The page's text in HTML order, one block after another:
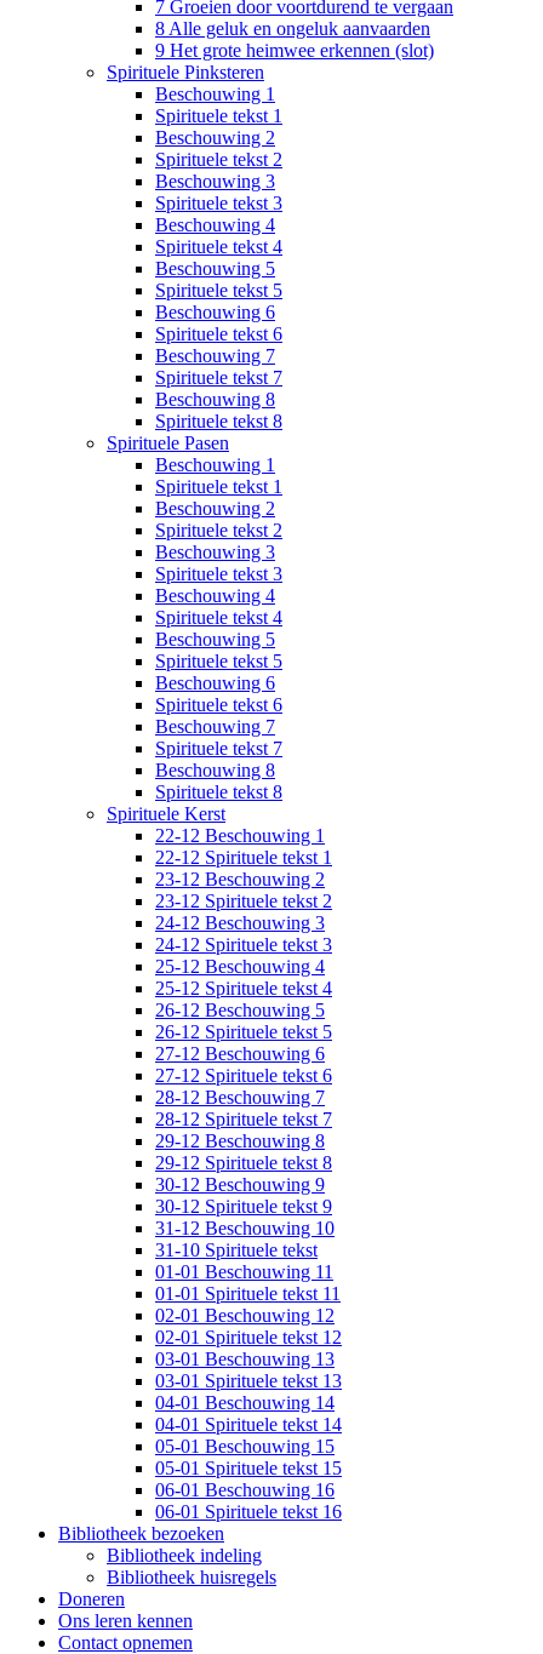
7 Groeien door voortdurend te vergaan
8 Alle geluk en ongeluk aanvaarden
9 Het grote heimwee erkennen (slot)
Spirituele Pinksteren
Beschouwing 1
Spirituele tekst 1
Beschouwing 2
Spirituele tekst 2
Beschouwing 3
Spirituele tekst 3
Beschouwing 4
Spirituele tekst 4
Beschouwing 5
Spirituele tekst 5
Beschouwing 6
Spirituele tekst 6
Beschouwing 7
Spirituele tekst 7
Beschouwing 8
Spirituele tekst 8
Spirituele Pasen
Beschouwing 1
Spirituele tekst 1
Beschouwing 2
Spirituele tekst 2
Beschouwing 3
Spirituele tekst 3
Beschouwing 4
Spirituele tekst 4
Beschouwing 5
Spirituele tekst 5
Beschouwing 6
Spirituele tekst 6
Beschouwing 7
Spirituele tekst 7
Beschouwing 8
Spirituele tekst 8
Spirituele Kerst
22-12 Beschouwing 1
22-12 Spirituele tekst 1
23-12 Beschouwing 2
23-12 Spirituele tekst 2
24-12 Beschouwing 3
24-12 Spirituele tekst 3
25-12 Beschouwing 4
25-12 Spirituele tekst 4
26-12 Beschouwing 5
26-12 Spirituele tekst 5
27-12 Beschouwing 6
27-12 Spirituele tekst 6
28-12 Beschouwing 7
28-12 Spirituele tekst 7
29-12 Beschouwing 8
29-12 Spirituele tekst 8
30-12 Beschouwing 9
30-12 Spirituele tekst 9
31-12 Beschouwing 10
31-10 Spirituele tekst
01-01 Beschouwing 11
01-01 Spirituele tekst 11
02-01 Beschouwing 12
02-01 Spirituele tekst 12
03-01 Beschouwing 13
03-01 Spirituele tekst 13
04-01 Beschouwing 14
04-01 Spirituele tekst 14
05-01 Beschouwing 15
05-01 Spirituele tekst 15
06-01 Beschouwing 16
06-01 Spirituele tekst 16
Bibliotheek bezoeken
Bibliotheek indeling
Bibliotheek huisregels
Doneren
Ons leren kennen
Contact opnemen